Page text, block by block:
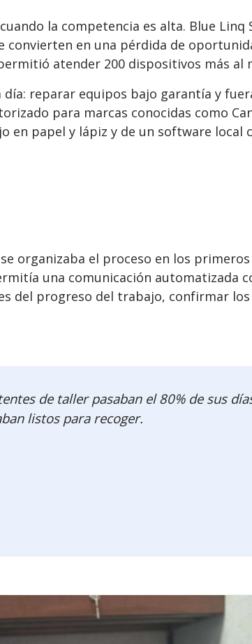
la competencia es alta. Blue
convierten en una pérdida de
atender 200 dispositivos más al
día: reparar equipos bajo garantía y
para marcas conocidas como
en papel y lápiz y de un software
organizaba el proceso en los
una comunicación automatizada
del progreso del trabajo, confirmar
de taller pasaban el 80% de sus
listos para recoger.